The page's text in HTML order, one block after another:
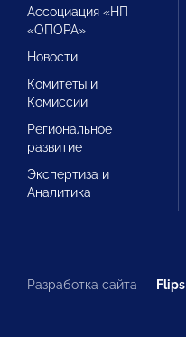
Ассоциация «НП
«ОПОРА»
Новости
Комитеты и
Комиссии
Региональное
развитие
Экспертиза и
Аналитика
Разработка сайта — Flips